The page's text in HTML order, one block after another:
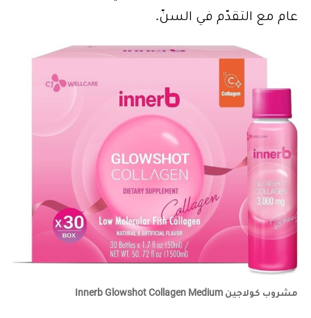
عام مع التقدّم في السنّ.
مشروب كولاجين Innerb Glowshot Collagen Medium